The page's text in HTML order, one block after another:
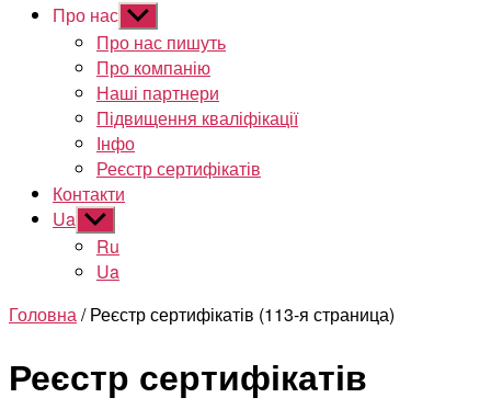
Про нас Показати
підменю
Про нас пишуть
Про компанію
Наші партнери
Підвищення кваліфікації
Інфо
Реєстр сертифікатів
Контакти
Ua Показати
підменю
Ru
Ua
Головна/ Реєстр сертифікатів (113-я страница)
Реєстр сертифікатів